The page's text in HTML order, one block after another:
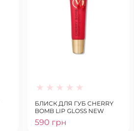
БЛИСК ДЛЯ ГУБ CHERRY
BOMB LIP GLOSS NEW
590 грн